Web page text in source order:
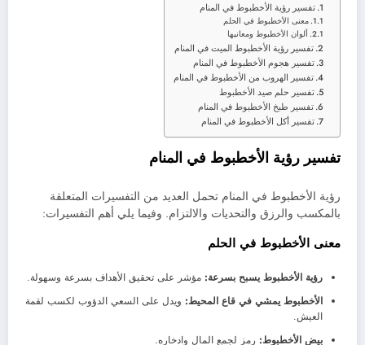
تفسير رؤية الأخطبوط في المنام
معنى الأخطبوط في الحلم
ألوان الأخطبوط ومعانيها
تفسير رؤية الأخطبوط الميت في المنام
تفسير هجوم الأخطبوط في المنام
تفسير الهروب من الأخطبوط في المنام
تفسير حلم صيد الأخطبوط
تفسير طبخ الأخطبوط في المنام
تفسير أكل الأخطبوط في المنام
تفسير رؤية الأخطبوط في المنام
رؤية الأخطبوط في المنام تحمل العديد من التفسيرات المتعلقة
بالمكسب والرزق والتحديات والالتزام. وفيما يلي أهم التفسيرات:
معنى الأخطبوط في الحلم
رؤية الأخطبوط يسبح بسرعة: مؤشر على تحقيق الأهداف بسرعة وسهولة.
الأخطبوط يمشي في قاع المحيط: ويدل على السعي الدؤوب لكسب لقمة
العيش.
بيض الأخطبوط: رمز لجمع المال وادخاره.